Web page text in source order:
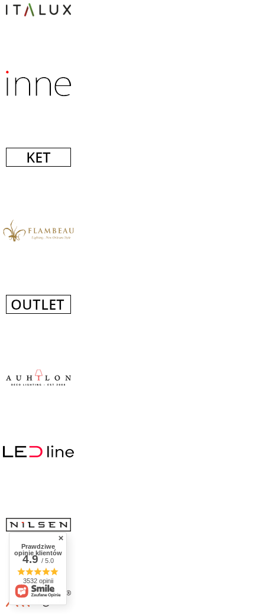
Prawdziwe
opinie klientów
4.9/ 5.0
3532 opinii